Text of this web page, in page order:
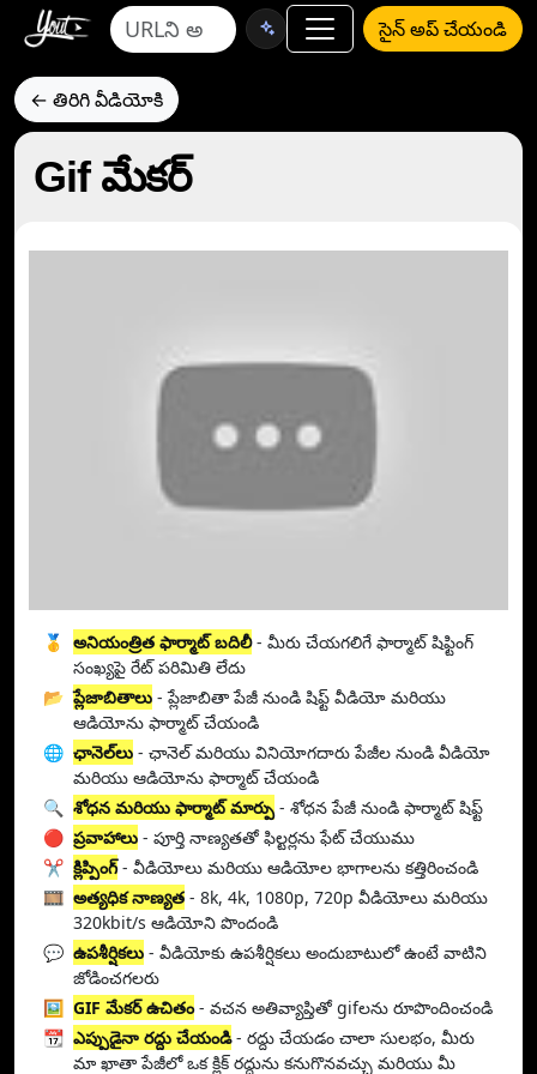
సైన్ అప్ చేయండి
← తిరిగి వీడియోకి
Gif మేకర్
🥇 అనియంత్రిత ఫార్మాట్ బదిలీ- మీరు చేయగలిగే ఫార్మాట్ షిఫ్టింగ్
సంఖ్యపై రేట్ పరిమితి లేదు
📂 ప్లేజాబితాలు - ప్లేజాబితా పేజీ నుండి షిఫ్ట్ వీడియో మరియు
ఆడియోను ఫార్మాట్ చేయండి
🌐 ఛానెల్‌లు - ఛానెల్ మరియు వినియోగదారు పేజీల నుండి వీడియో
మరియు ఆడియోను ఫార్మాట్ చేయండి
🔍 శోధన మరియు ఫార్మాట్ మార్పు - శోధన పేజీ నుండి ఫార్మాట్ షిఫ్ట్
🔴 ప్రవాహాలు - పూర్తి నాణ్యతతో ఫిల్టర్లను ఫేట్ చేయుము
✂️ క్లిప్పింగ్- వీడియోలు మరియు ఆడియోల భాగాలను కత్తిరించండి
🎞️ అత్యధిక నాణ్యత - 8k, 4k, 1080p, 720p వీడియోలు మరియు
320kbit/s ఆడియోని పొందండి
💬 ఉపశీర్షికలు - వీడియోకు ఉపశీర్షికలు అందుబాటులో ఉంటే వాటిని
జోడించగలరు
🖼️ GIF మేకర్ ఉచితం- వచన అతివ్యాప్తితో gifలను రూపొందించండి
📆 ఎప్పుడైనా రద్దు చేయండి- రద్దు చేయడం చాలా సులభం, మీరు
మా ఖాతా పేజీలో ఒక క్లిక్ రద్దును కనుగొనవచ్చు మరియు మీ